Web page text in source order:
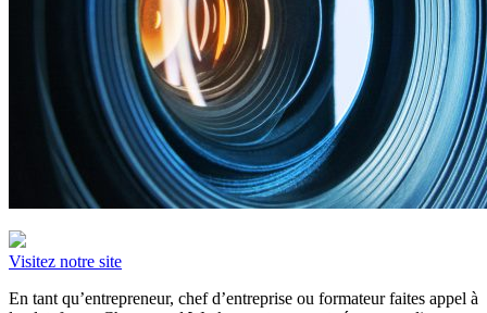
Visitez notre site
En tant qu’entrepreneur, chef d’entreprise ou formateur faites appel à